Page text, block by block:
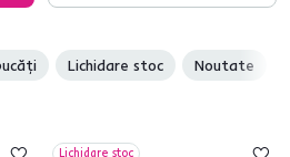
Lichidare stoc
Noutate
Lichidare stoc